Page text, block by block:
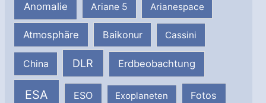
Anomalie Ariane 5 Arianespace
Atmosphäre Baikonur Cassini
China DLR Erdbeobachtung
ESA ESO Exoplaneten Fotos